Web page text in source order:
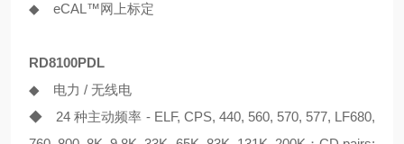
◆ eCAL™网上标定
RD8100PDL
◆ 电力 / 无线电
◆ 24 种主动频率 - ELF, CPS, 440, 560, 570, 577, LF680,